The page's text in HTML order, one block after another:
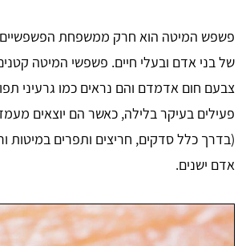
פשפש המיטה הוא חרק ממשפחת הפשפשיים,
של בני אדם ובעלי חיים. פשפשי המיטה
צבעם חום אדמדם והם נראים כמו גרעיני
פעילים בעיקר בלילה, כאשר הם יוצאים
(בדרך כלל סדקים, חריצים ותפרים במיטות
אדם ישנים.